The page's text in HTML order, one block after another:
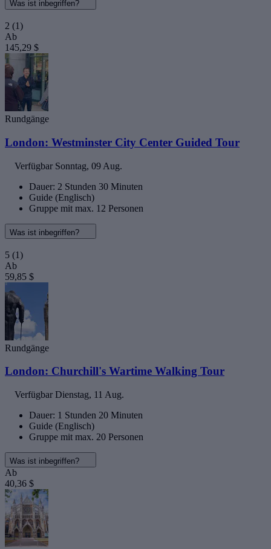
Was ist inbegriffen?
2 (1)
Ab
145,29 $
Rundgänge
London: Westminster City Center Guided Tour
Verfügbar Sonntag, 09 Aug.
Dauer: 2 Stunden 30 Minuten
Guide (Englisch)
Gruppe mit max. 12 Personen
Was ist inbegriffen?
5 (1)
Ab
59,85 $
Rundgänge
London: Churchill's Wartime Walking Tour
Verfügbar Dienstag, 11 Aug.
Dauer: 1 Stunden 20 Minuten
Guide (Englisch)
Gruppe mit max. 20 Personen
Was ist inbegriffen?
Ab
40,36 $